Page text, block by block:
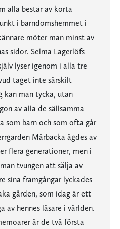
alla består av korta
i barndomshemmet i
möter man minst av
sidor. Selma Lagerlöfs
lyser igenom i alla tre
taget inte särskilt
kan man tycka, utan
av alla de sällsamma
som barn och som ofta går
Mårbacka ägdes av
flera generationer, men i
tvungen att sälja av
sina framgångar lyckades
gården, som idag är ett
av hennes läsare i världen.
är de två första